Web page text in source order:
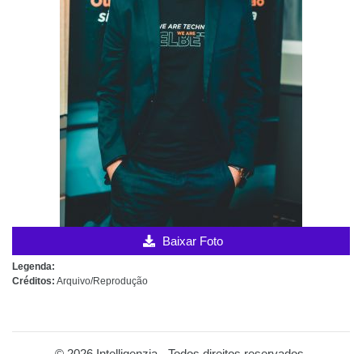
Baixar Foto
Legenda:
Créditos: Arquivo/Reprodução